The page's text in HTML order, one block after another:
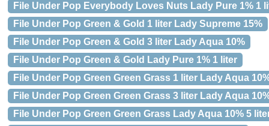
File Under Pop Everybody Loves Nuts Lady Pure 1% 1
File Under Pop Green & Gold 1 liter Lady Supreme 15%
File Under Pop Green & Gold 3 liter Lady Aqua 10%
File Under Pop Green & Gold Lady Pure 1% 1 liter
File Under Pop Green Green Grass 1 liter Lady Aqua
File Under Pop Green Green Grass 3 liter Lady Aqua
File Under Pop Green Green Grass Lady Aqua 10% 5